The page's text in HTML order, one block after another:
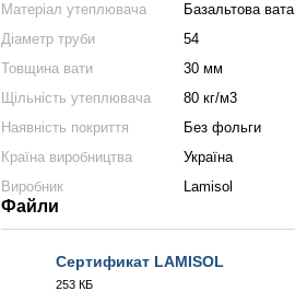
Матеріал утеплювача
Базальтова вата
Діаметр труби
54
Товщина вати
30 мм
Щільність утеплювача
80 кг/м3
Наявність покриття
Без фольги
Країна виробництва
Україна
Виробник
Lamisol
Файли
Сертификат LAMISOL
253 КБ